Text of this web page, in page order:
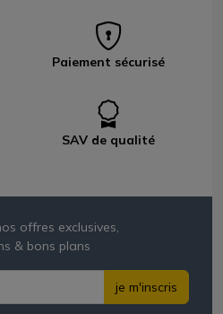
Paiement sécurisé
SAV de qualité
offres exclusives,
& bons plans
je m'inscris